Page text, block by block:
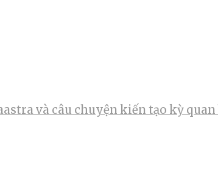
và câu chuyện kiến tạo kỳ